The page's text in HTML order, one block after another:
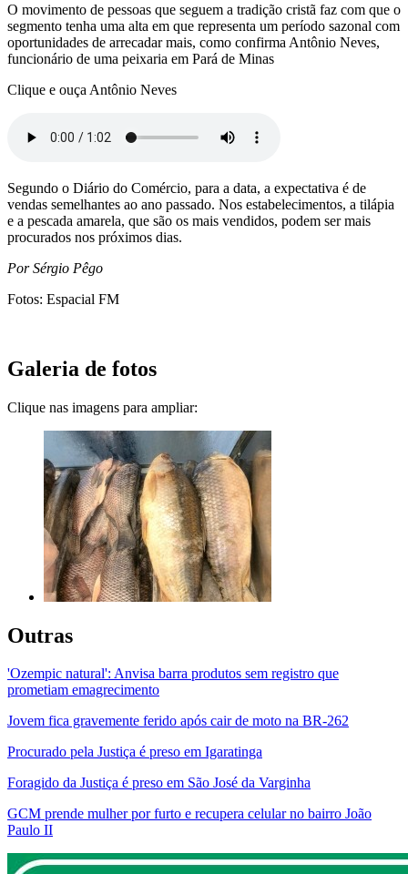
O movimento de pessoas que seguem a tradição cristã faz com que o
segmento tenha uma alta em que representa um período sazonal com
oportunidades de arrecadar mais, como confirma Antônio Neves,
funcionário de uma peixaria em Pará de Minas
Clique e ouça Antônio Neves
Segundo o Diário do Comércio, para a data, a expectativa é de
vendas semelhantes ao ano passado. Nos estabelecimentos, a tilápia
e a pescada amarela, que são os mais vendidos, podem ser mais
procurados nos próximos dias.
Por Sérgio Pêgo
Fotos: Espacial FM
Galeria de fotos
Clique nas imagens para ampliar:
Outras
'Ozempic natural': Anvisa barra produtos sem registro que
prometiam emagrecimento
Jovem fica gravemente ferido após cair de moto na BR-262
Procurado pela Justiça é preso em Igaratinga
Foragido da Justiça é preso em São José da Varginha
GCM prende mulher por furto e recupera celular no bairro João
Paulo II